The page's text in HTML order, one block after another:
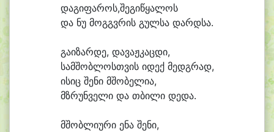
დაგიფაროს,შეგიწყალოს
და ნუ მოგგვრის გულსა დარდსა.
გაიზარდე, დავაჟკაცდი,
სამშობლოსთვის იდექ მედგრად,
ისიც შენი მშობელია,
მზრუნველი და თბილი დედა.
მშობლიური ენა შენი,